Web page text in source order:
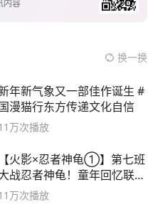
内容
换一换
年新气象又一部佳作诞生 #
漫猫行东方传递文化自信
万次播放
【火影×忍者神龟①】第七班
战忍者神龟！童年回忆联动
武？
万次播放